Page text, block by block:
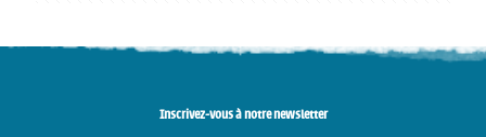
Inscrivez-vous à notre newsletter